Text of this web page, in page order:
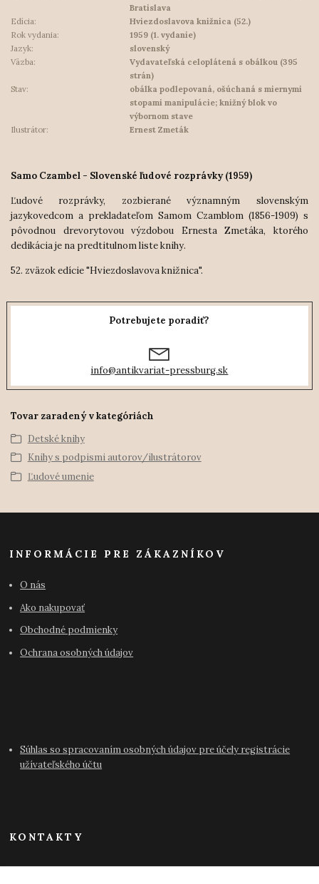
Bratislava
Edícia:
Hviezdoslavova knižnica (52.)
Rok vydania:
1959 (1. vydanie)
Jazyk:
slovenský
Väzba:
Vydavateľská celoplátená s obálkou (395
strán)
Stav:
obálka podlepovaná, ošúchaná s miernymi
stopami manipulácie; knižný blok vo
výbornom stave
Ilustrátor:
Ernest Zmeták
Samo Czambel - Slovenské ľudové rozprávky (1959)
Ľudové rozprávky, zozbierané významným slovenským
jazykovedcom a prekladateľom Samom Czamblom (1856-1909) s
pôvodnou drevorytovou výzdobou Ernesta Zmetáka, ktorého
dedikácia je na predtitulnom liste knihy.
52. zväzok edície "Hviezdoslavova knižnica".
Potrebujete poradiť?
info@antikvariat-pressburg.sk
Tovar zaradený v kategóriách
Detské knihy
Knihy s podpismi autorov/ilustrátorov
Ľudové umenie
INFORMÁCIE PRE ZÁKAZNÍKOV
O nás
Ako nakupovať
Obchodné podmienky
Ochrana osobných údajov
Súhlas so spracovaním osobných údajov pre účely registrácie
užívateľského účtu
KONTAKTY